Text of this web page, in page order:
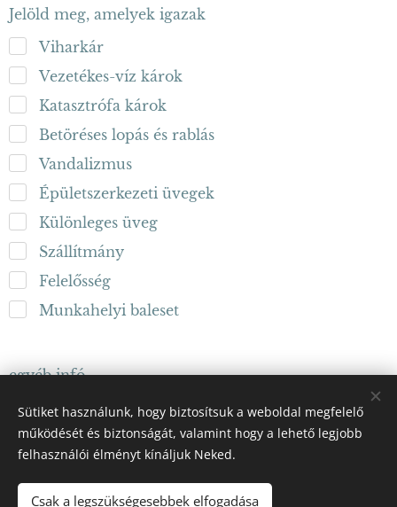
Jelöld meg, amelyek igazak
Viharkár
Vezetékes-víz károk
Katasztrófa károk
Betöréses lopás és rablás
Vandalizmus
Épületszerkezeti üvegek
Különleges üveg
Szállítmány
Felelősség
Munkahelyi baleset
egyéb infó
Sütiket használunk, hogy biztosítsuk a weboldal megfelelő
működését és biztonságát, valamint hogy a lehető legjobb
felhasználói élményt kínáljuk Neked.
Csak a legszükségesebbek elfogadása